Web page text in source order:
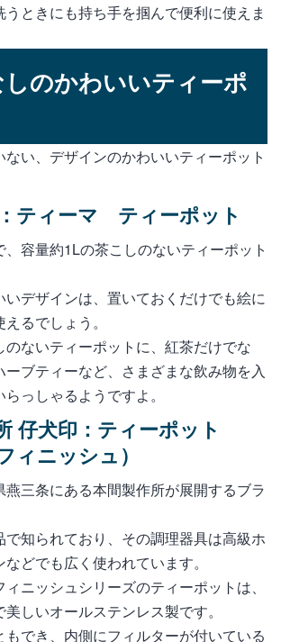
うときにも持ち手を掴んで便利に使えま
のかわいいティーポ
い、デザインのかわいいティーポット
ティーマ ティーポット
容量約1Lの茶こしのないティーポット
いデザインは、置いておくだけでも絵に
るでしょう。
のないティーポットに、紅茶だけでな
ーブティーなど、さまざまな飲み物を入
っしゃるようですよ。
仔犬印：ティーポット
ィニッシュ）
三条にある本間製作所が展開するブラ
知られており、その調理器具は高級ホ
どでも広く使われています。
ニッシュシリーズのティーポットは、
しいオールステンレス製です。
でき、内側にフィルターが付いている